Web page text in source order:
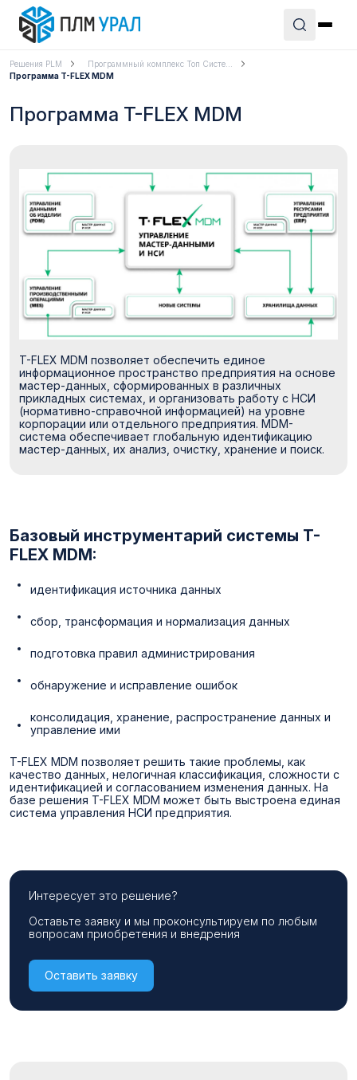
Решения PLM
Программный комплекс Топ Систе...
Программа T-FLEX MDM
Программа T-FLEX MDM
T-FLEX MDM позволяет обеспечить единое
информационное пространство предприятия на основе
мастер-данных, сформированных в различных
прикладных системах, и организовать работу с НСИ
(нормативно-справочной информацией) на уровне
корпорации или отдельного предприятия. MDM-
система обеспечивает глобальную идентификацию
мастер-данных, их анализ, очистку, хранение и поиск.
Базовый инструментарий системы T-
FLEX MDM:
идентификация источника данных
сбор, трансформация и нормализация данных
подготовка правил администрирования
обнаружение и исправление ошибок
консолидация, хранение, распространение данных и
управление ими
T-FLEX MDM позволяет решить такие проблемы, как
качество данных, нелогичная классификация, сложности с
идентификацией и согласованием изменения данных. На
базе решения T-FLEX MDM может быть выстроена единая
система управления НСИ предприятия.
Интересует это решение?
Оставьте заявку и мы проконсультируем по любым
вопросам приобретения и внедрения
Оставить заявку